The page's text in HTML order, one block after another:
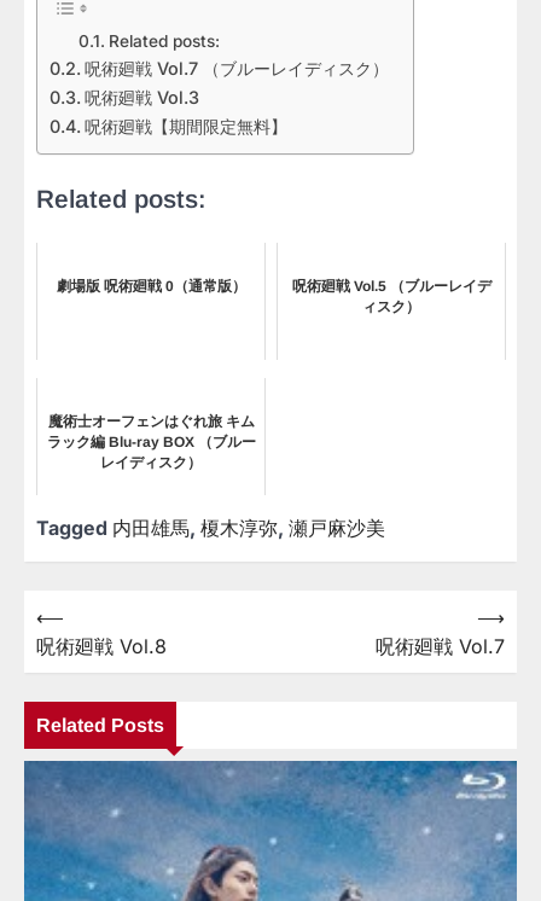
Related posts:
呪術廻戦 Vol.7 （ブルーレイディスク）
呪術廻戦 Vol.3
呪術廻戦【期間限定無料】
Related posts:
劇場版 呪術廻戦 0（通常版）
呪術廻戦 Vol.5 （ブルーレイデ
ィスク）
魔術士オーフェンはぐれ旅 キム
ラック編 Blu-ray BOX （ブルー
レイディスク）
Tagged 内田雄馬, 榎木淳弥, 瀬戸麻沙美
投
稿
ナ
ビ
ゲ
シ
ョ
⟵
呪術廻戦 Vol.8
呪術廻戦 Vol.7
⟶
Related Posts